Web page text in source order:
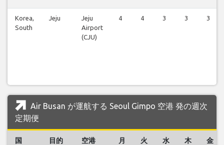
Korea,
South
Jeju
Jeju
Airport
(CJU)
4 4 3 3 3
Air Busan が運航する Seoul Gimpo 空港 発の週次
定期便
国
目的
空港 月 火 水 木 金